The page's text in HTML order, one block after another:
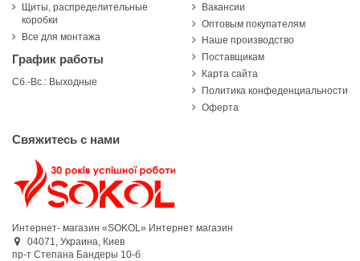
Щиты, распределительные
коробки
Все для монтажа
График работы
Сб.-Вс.: Выходные
Вакансии
Оптовым покупателям
Наше производство
Поставщикам
Карта сайта
Политика конфеденциальности
Оферта
Свяжитесь с нами
Интернет- магазин «SOKOL» Интернет магазин
04071, Украина, Киев
пр-т Степана Бандеры 10-б